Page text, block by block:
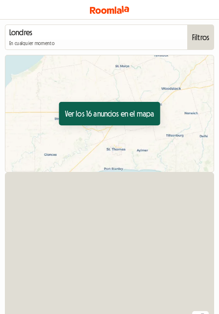
En cualquier momento
Filtros
Ver los 16 anuncios en el mapa